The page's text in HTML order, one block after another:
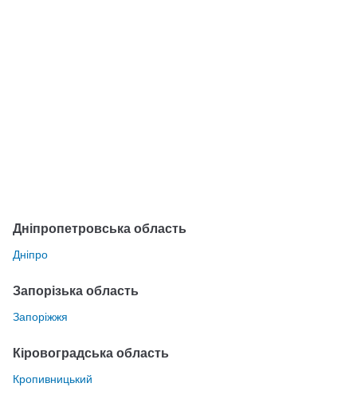
Дніпропетровська область
Дніпро
Запорізька область
Запоріжжя
Кіровоградська область
Кропивницький